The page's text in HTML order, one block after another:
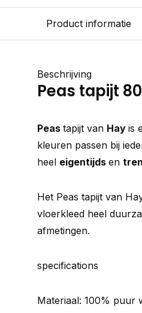
Product informatie
Beschrijving
Peas tapijt
Peas tapijt van Hay is
kleuren passen bij
heel eigentijds en
Het Peas tapijt van
vloerkleed heel
afmetingen.
specifications
Materiaal: 100% puur